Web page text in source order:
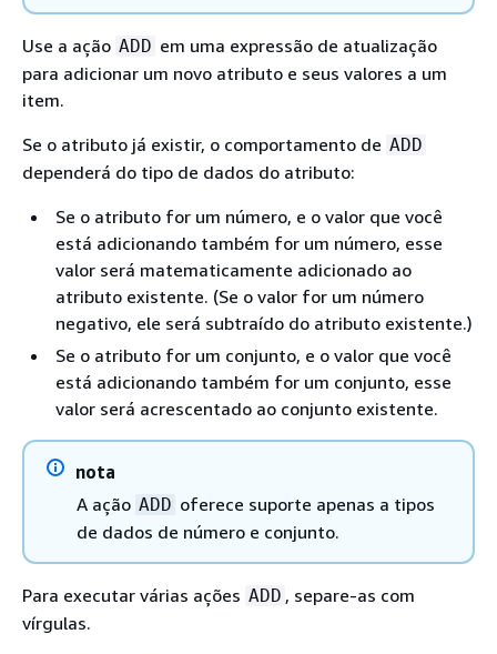
Use a ação ADD em uma expressão de atualização
para adicionar um novo atributo e seus valores a um
item.
Se o atributo já existir, o comportamento de ADD
dependerá do tipo de dados do atributo:
Se o atributo for um número, e o valor que você
está adicionando também for um número, esse
valor será matematicamente adicionado ao
atributo existente. (Se o valor for um número
negativo, ele será subtraído do atributo existente.)
Se o atributo for um conjunto, e o valor que você
está adicionando também for um conjunto, esse
valor será acrescentado ao conjunto existente.
nota
A ação ADD oferece suporte apenas a tipos
de dados de número e conjunto.
Para executar várias ações ADD , separe-as com
vírgulas.